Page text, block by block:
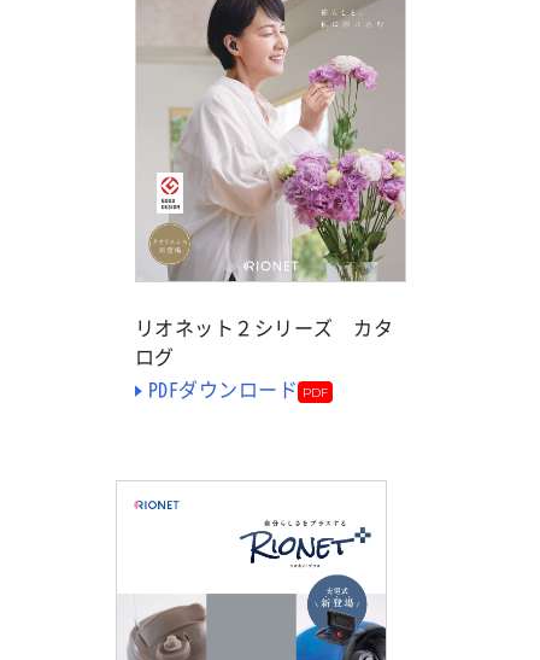
リオネット２シリーズ カタ
ログ
PDFダウンロード PDF